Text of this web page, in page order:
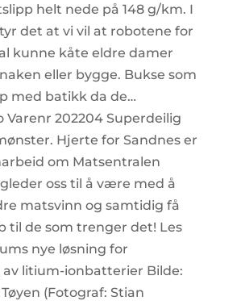
helt nede på 148 g/km. I
det at vi vil at robotene for
kunne kåte eldre damer
eller bygge. Bukse som
med batikk da de…
Varenr 202204 Superdeilig
Hjerte for Sandnes er
om Matsentralen
oss til å være med å
matsvinn og samtidig få
til de som trenger det! Les
nye løsning for
litium-ionbatterier Bilde:
(Fotograf: Stian